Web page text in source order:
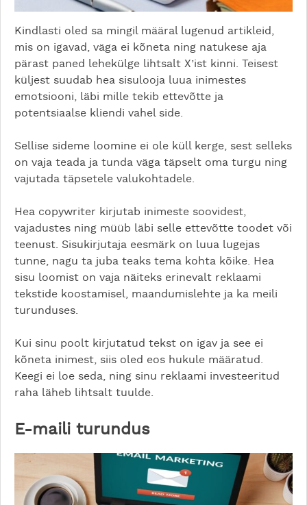
Kindlasti oled sa mingil määral lugenud artikleid,
mis on igavad, väga ei kõneta ning natukese aja
pärast paned lehekülge lihtsalt X’ist kinni. Teisest
küljest suudab hea sisulooja luua inimestes
emotsiooni, läbi mille tekib ettevõtte ja
potentsiaalse kliendi vahel side.
Sellise sideme loomine ei ole küll kerge, sest selleks
on vaja teada ja tunda väga täpselt oma turgu ning
vajutada täpsetele valukohtadele.
Hea copywriter kirjutab inimeste soovidest,
vajadustes ning müüb läbi selle ettevõtte toodet või
teenust. Sisukirjutaja eesmärk on luua lugejas
tunne, nagu ta juba teaks tema kohta kõike. Hea
sisu loomist on vaja näiteks erinevalt reklaami
tekstide koostamisel, maandumislehte ja ka meili
turunduses.
Kui sinu poolt kirjutatud tekst on igav ja see ei
kõneta inimest, siis oled eos hukule määratud.
Keegi ei loe seda, ning sinu reklaami investeeritud
raha läheb lihtsalt tuulde.
E-maili turundus